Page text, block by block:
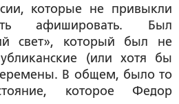
которые не привыкли
афишировать. Был
свет», который был не
(или хотя бы
В общем, было то
которое Федор